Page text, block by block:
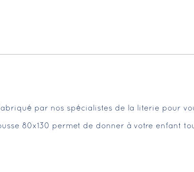
par nos spécialistes de la literie pour
80x130 permet de donner à votre enfant